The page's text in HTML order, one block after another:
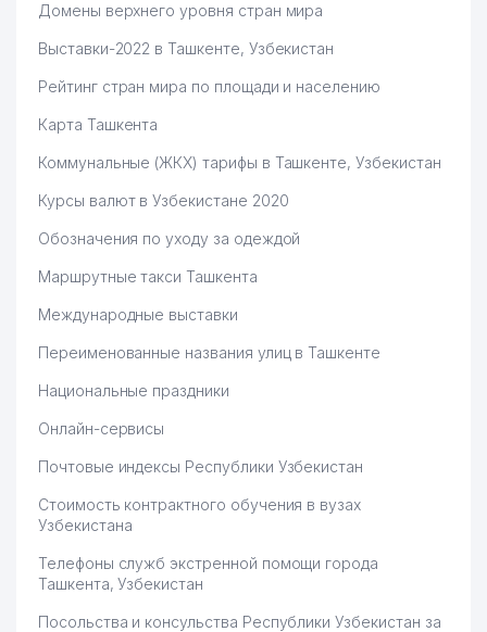
Домены верхнего уровня стран мира
Выставки-2022 в Ташкенте, Узбекистан
Рейтинг стран мира по площади и населению
Карта Ташкента
Коммунальные (ЖКХ) тарифы в Ташкенте, Узбекистан
Курсы валют в Узбекистане 2020
Обозначения по уходу за одеждой
Маршрутные такси Ташкента
Международные выставки
Переименованные названия улиц в Ташкенте
Национальные праздники
Онлайн-сервисы
Почтовые индексы Республики Узбекистан
Стоимость контрактного обучения в вузах
Узбекистана
Телефоны служб экстренной помощи города
Ташкента, Узбекистан
Посольства и консульства Республики Узбекистан за